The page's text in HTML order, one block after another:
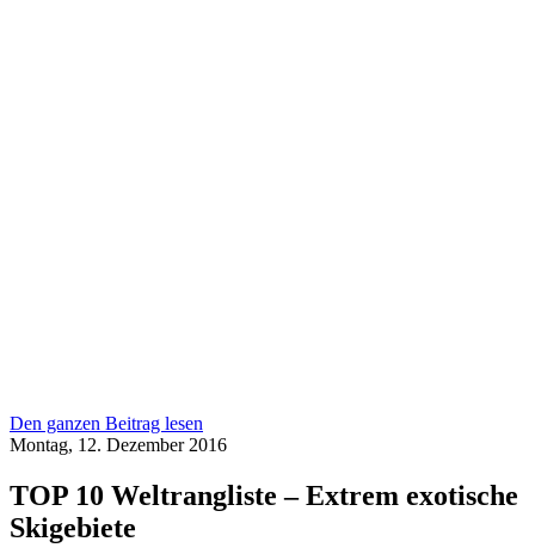
Den ganzen Beitrag lesen
Montag, 12. Dezember 2016
TOP 10 Weltrangliste – Extrem exotische
Skigebiete